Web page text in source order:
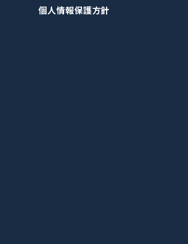
個人情報保護方針